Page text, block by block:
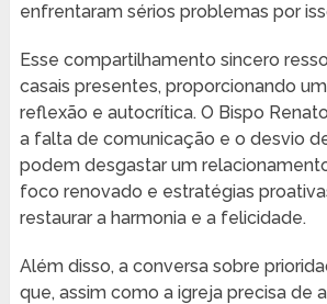
enfrentaram sérios problemas por
Esse compartilhamento sincero
casais presentes, proporcionando
reflexão e autocrítica. O Bispo
a falta de comunicação e o desvio
podem desgastar um
foco renovado e estratégias
restaurar a harmonia e a felicidade.
Além disso, a conversa sobre
que, assim como a igreja precisa de